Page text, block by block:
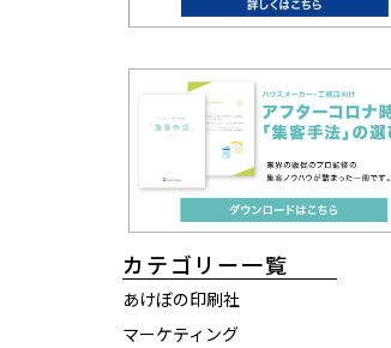
カテゴリー一覧
あけぼの印刷社
マーケティング